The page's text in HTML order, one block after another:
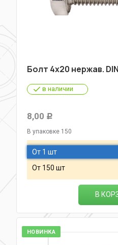
Болт 4х20 нержав.
в наличии
8,00 Р
В упаковке 150
От 1 шт
От 150 шт
В
НОВИНКА